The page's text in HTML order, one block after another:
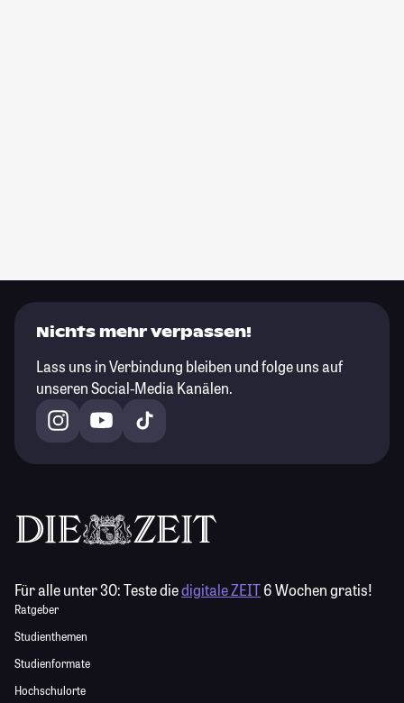
Nichts mehr verpassen!
Lass uns in Verbindung bleiben und folge uns auf
unseren Social-Media Kanälen.
Für alle unter 30:Teste diedigitale ZEIT6 Wochen gratis!
Ratgeber
Studienthemen
Studienformate
Hochschulorte